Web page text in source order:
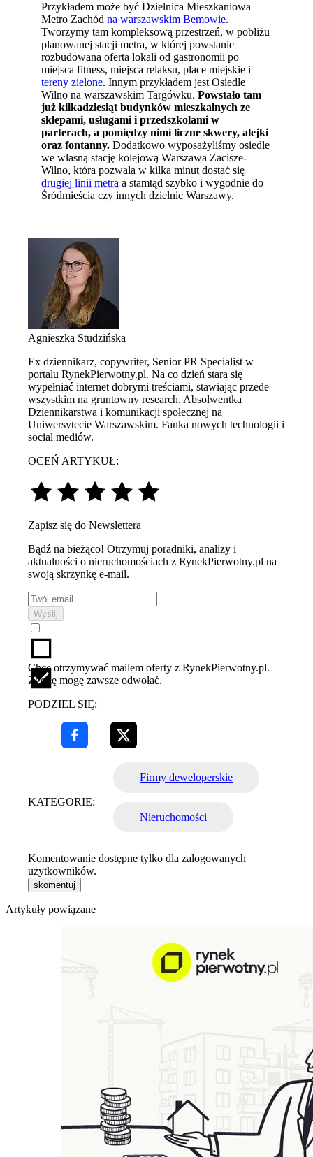
Przykładem może być Dzielnica Mieszkaniowa
Metro Zachódna warszawskim Bemowie.
Tworzymy tam kompleksową przestrzeń, w pobliżu
planowanej stacji metra, w której powstanie
rozbudowana oferta lokali od gastronomii po
miejsca fitness, miejsca relaksu, place miejskie i
tereny zielone. Innym przykładem jest Osiedle
Wilno na warszawskim Targówku.Powstało tam
już kilkadziesiąt budynków mieszkalnych ze
sklepami, usługami i przedszkolami w
parterach, a pomiędzy nimi liczne skwery, alejki
oraz fontanny. Dodatkowo wyposażyliśmy osiedle
we własną stację kolejową Warszawa Zacisze-
Wilno, która pozwala w kilka minut dostać się
drugiej linii metra a stamtąd szybko i wygodnie do
Śródmieścia czy innych dzielnic Warszawy.
Agnieszka Studzińska
Ex dziennikarz, copywriter, Senior PR Specialist w
portalu RynekPierwotny.pl. Na co dzień stara się
wypełniać internet dobrymi treściami, stawiając przede
wszystkim na gruntowny research. Absolwentka
Dziennikarstwa i komunikacji społecznej na
Uniwersytecie Warszawskim. Fanka nowych technologii i
social mediów.
OCEŃ ARTYKUŁ:
Zapisz się do Newslettera
Bądź na bieżąco! Otrzymuj poradniki, analizy i
aktualności o nieruchomościach z RynekPierwotny.pl na
swoją skrzynkę e-mail.
Wyślij
Chcę otrzymywać mailem oferty z RynekPierwotny.pl.
Zgodę mogę zawsze odwołać.
PODZIEL SIĘ:
KATEGORIE:
Firmy deweloperskie
Nieruchomości
Komentowanie dostępne tylko dla zalogowanych
użytkowników.
skomentuj
Artykuły powiązane